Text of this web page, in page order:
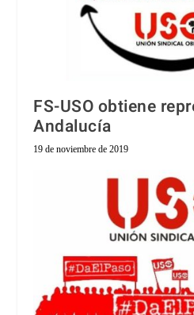
FS-USO obtiene
Andalucía
19 de noviembre de 2019